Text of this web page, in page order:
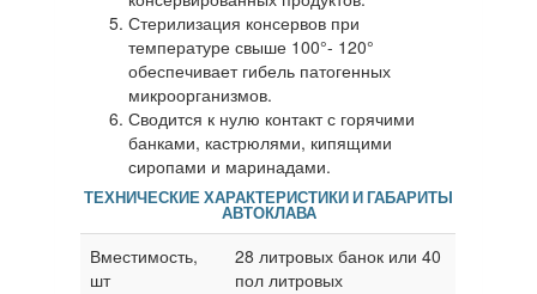
Стерилизация консервов при
температуре свыше 100°- 120°
обеспечивает гибель патогенных
микроорганизмов.
Сводится к нулю контакт с горячими
банками, кастрюлями, кипящими
сиропами и маринадами.
ТЕХНИЧЕСКИЕ ХАРАКТЕРИСТИКИ И ГАБАРИТЫ
АВТОКЛАВА
Вместимость,
шт
28 литровых банок или 40
пол литровых